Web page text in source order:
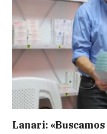
Lanari: